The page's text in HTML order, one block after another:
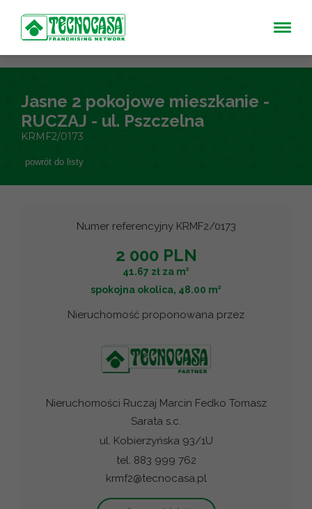
Jasne 2 pokojowe mieszkanie -
RUCZAJ - ul. Pszczelna
KRMF2/0173
powrót do listy
Numer referencyjny KRMF2/0173
2 000 PLN
41.67 zł za m2
spokojna okolica, 48.00 m2
Nieruchomość proponowana przez
Nieruchomości Ruczaj Marcin Fedko Tomasz
Sarata s.c.
ul. Kobierzyńska 93/1U
tel. 883 999 762
krmf2@tecnocasa.pl